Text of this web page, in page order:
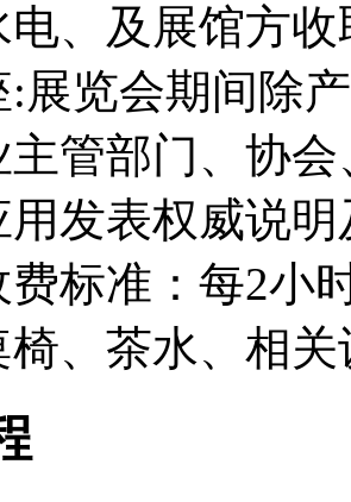
、及展馆方
展览会期间除
主管部门、协
发表权威说
标准：每2小
、茶水、相